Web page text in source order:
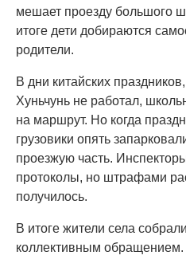
мешает проезду большого
итоге дети добираются
родители.
В дни китайских
Хуньчунь не работал,
на маршрут. Но когда
грузовики опять
проезжую часть.
протоколы, но штрафами
получилось.
В итоге жители села собрали
коллективным обращением.